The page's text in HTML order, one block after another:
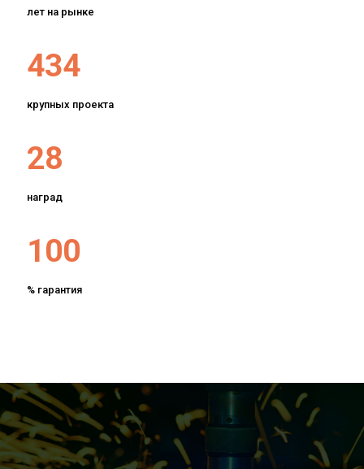
лет на рынке
434
крупных проекта
28
наград
100
% гарантия